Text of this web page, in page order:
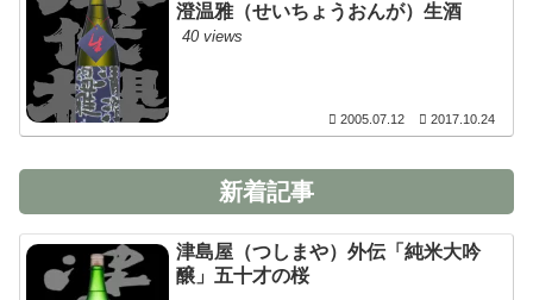
澄温雅（せいちょうおんが）生酒
40 views
2005.07.12 2017.10.24
新着記事
津島屋（つしまや）外伝「純米大吟
醸」五十才の桜